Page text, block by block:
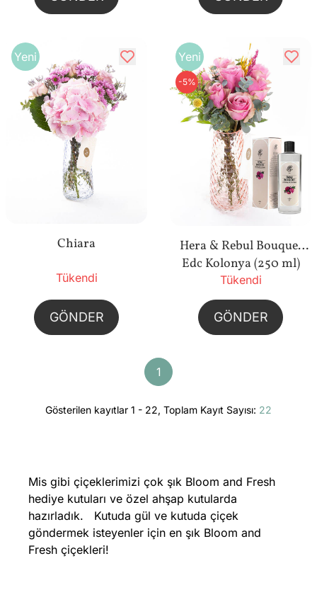
Yeni
Chiara
Tükendi
GÖNDER
Yeni
-5%
Hera & Rebul Bouquet
Edc Kolonya (250 ml)
Bundle
Tükendi
GÖNDER
1
Gösterilen kayıtlar 1 - 22, Toplam Kayıt Sayısı: 22
Mis gibi çiçeklerimizi çok şık Bloom and Fresh
hediye kutuları ve özel ahşap kutularda
hazırladık. Kutuda gül ve kutuda çiçek
göndermek isteyenler için en şık Bloom and
Fresh çiçekleri!